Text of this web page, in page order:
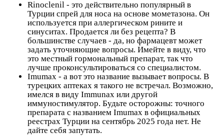
Rinoclenil - это действительно популярный в
Турции спрей для носа на основе мометазона. Он
используется при аллергическом рините и
синуситах. Продается ли без рецепта? В
большинстве случаев - да, но фармацевт может
задать уточняющие вопросы. Имейте в виду, что
это местный гормональный препарат, так что
лучше проконсультироваться со специалистом.
Imumax - а вот это название вызывает вопросы. В
турецких аптеках я такого не встречал. Возможно,
имелся в виду Immunax или другой
иммуностимулятор. Будьте осторожны: точного
препарата с названием Imumax в официальных
реестрах Турции на сентябрь 2025 года нет. Не
дайте себя запутать.